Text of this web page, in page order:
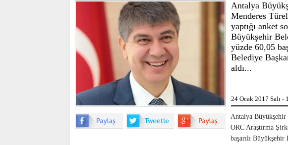
Antalya
Menderes
yaptığı anket
Büyükşehir
yüzde 60,05
Belediye
aldı...
24 Ocak 2017 Salı -
Antalya Büyükşehir
ORC Araştırma
başarılı Büyükşehir